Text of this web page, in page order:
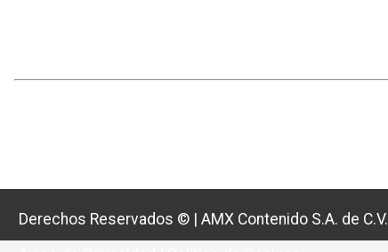
Derechos Reservados ©
AMX Contenido S.A. de C.V.